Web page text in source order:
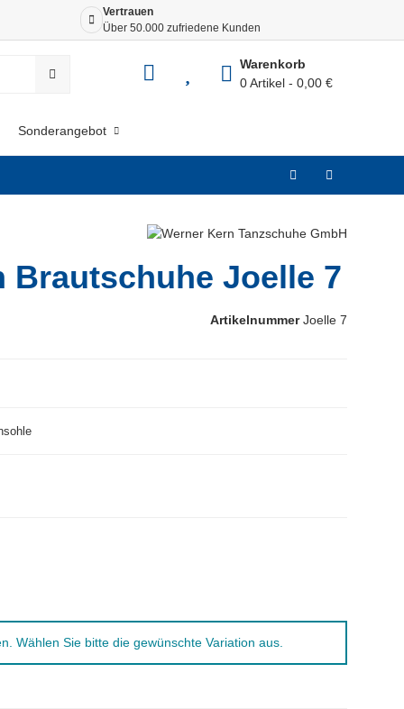
Vertrauen
Über 50.000 zufriedene Kunden
Sonderangebot
Warenkorb
0 Artikel
0,00 €
Brautschuhe Joelle 7
Artikelnummer Joelle 7
Wählen Sie bitte die gewünschte Variation aus.